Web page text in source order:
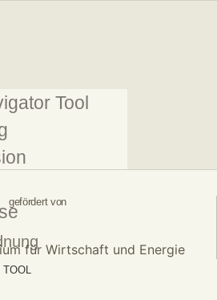
Tool
gefördert von
TOOL